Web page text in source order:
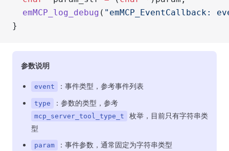
  emMCP_log_debug
( "emMCP_EventCallback:
}
参数说明
event ：事件类型，参考事件列表
type ：参数的类型，参考
mcp_server_tool_type_t
枚举，目前只有字符串类
型
param ：事件参数，通常固定为字符串类型